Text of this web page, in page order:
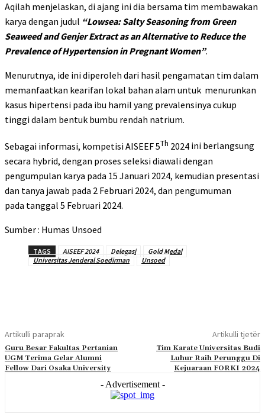
Aqilah menjelaskan, di ajang ini dia bersama tim membawakan
karya dengan judul “Lowsea: Salty Seasoning from Green
Seaweed and Genjer Extract as an Alternative to Reduce the
Prevalence of Hypertension in Pregnant Women”.
Menurutnya, ide ini diperoleh dari hasil pengamatan tim dalam
memanfaatkan kearifan lokal bahan alam untuk menurunkan
kasus hipertensi pada ibu hamil yang prevalensinya cukup
tinggi dalam bentuk bumbu rendah natrium.
Sebagai informasi, kompetisi AISEEF 5Th 2024 ini berlangsung
secara hybrid, dengan proses seleksi diawali dengan
pengumpulan karya pada 15 Januari 2024, kemudian presentasi
dan tanya jawab pada 2 Februari 2024, dan pengumuman
pada tanggal 5 Februari 2024.
Sumber : Humas Unsoed
TAGS AISEEF 2024 Delegasi
Gold Medal
Universitas Jenderal Soedirman
Unsoed
Artikulli paraprak
Guru Besar Fakultas Pertanian
UGM Terima Gelar Alumni
Fellow Dari Osaka University
Artikulli tjetër
Tim Karate Universitas Budi
Luhur Raih Perunggu Di
Kejuaraan FORKI 2024
- Advertisement -